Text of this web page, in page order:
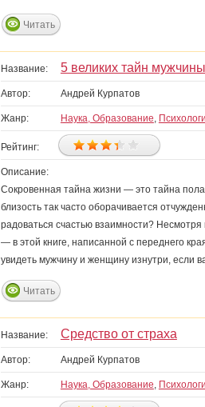
Читать
Название: 5 великих тайн
Автор: Андрей Курпатов
Жанр: Наука, Образование,
Рейтинг:
Описание:
Сокровенная тайна жизни — это тайна
близость так часто оборачивается
радоваться счастью взаимности?
— в этой книге, написанной с переднего
увидеть мужчину и женщину изнутри, если
Читать
Название: Средство от страха
Автор: Андрей Курпатов
Жанр: Наука, Образование,